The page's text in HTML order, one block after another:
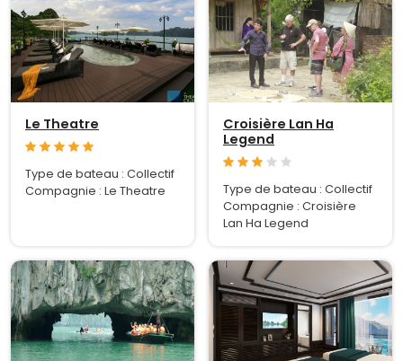
Le Theatre
Type de bateau : Collectif
Compagnie : Le Theatre
Croisière Lan Ha
Legend
Type de bateau : Collectif
Compagnie : Croisière
Lan Ha Legend